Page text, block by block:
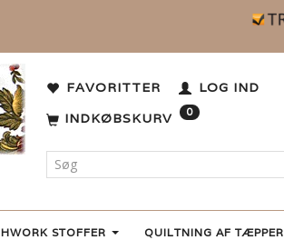
FAVORITTER
LOG IND
INDKØBSKURV
0
STOFFER QUILTNING AF TÆPPER